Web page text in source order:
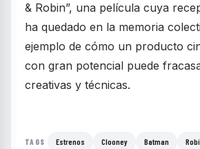
& Robin”, una película cuya
ha quedado en la memoria
ejemplo de cómo un producto
con gran potencial puede
creativas y técnicas.
TAGS Estrenos Clooney Batman